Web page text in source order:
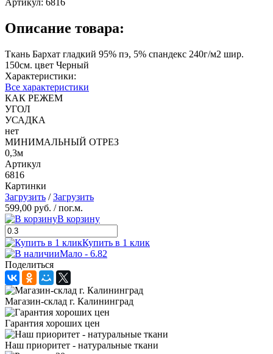
Описание товара:
Ткань Бархат гладкий 95% пэ, 5% спандекс 240г/м2 шир.
150см. цвет Черный
Характеристики:
Все характеристики
КАК РЕЖЕМ
УГОЛ
УСАДКА
нет
МИНИМАЛЬНЫЙ ОТРЕЗ
0,3м
Артикул
6816
Картинки
Загрузить /Загрузить
599,00 руб. / пог.м.
В корзину
Купить в 1 клик
Мало - 6.82
Поделиться
Магазин-склад г. Калининград
Гарантия хороших цен
Наш приоритет - натуральные ткани